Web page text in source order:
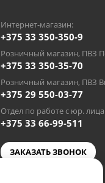
Интернет-магазин:
+375 33 350-350-9
Розничный магазин, ПВЗ
+375 33 350-35-70
Розничный магазин, ПВЗ
+375 29 550-03-77
Отдел по работе с юр.
+375 33 66-99-511
ЗАКАЗАТЬ ЗВОНОК